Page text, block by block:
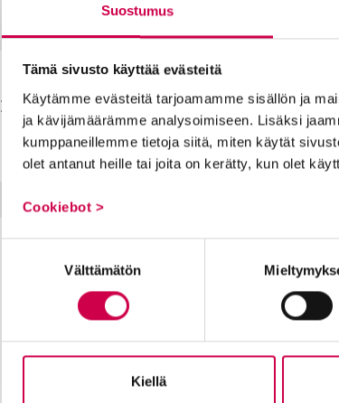
Suostumus
Tämä sivusto käyttää evästeitä
Käytämme evästeitä tarjoamamme sisällön ja
ja kävijämäärämme analysoimiseen. Lisäksi
kumppaneillemme tietoja siitä, miten käytät
olet antanut heille tai joita on kerätty, kun olet
Cookiebot >
Välttämätön
Kiellä
PÄÄKIRJOITUS | 29.07.2026
Pääkirjoitus | Kiitollisuus on kristityn tapa
todellisuus
Toimitus
Yhteystiedot
Postiosoite
PL 48, 08101 LOHJA
Sana-